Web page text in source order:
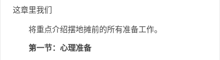
这章里我们
将重点介绍摆地摊前的所有准备工作。
第一节：心理准备